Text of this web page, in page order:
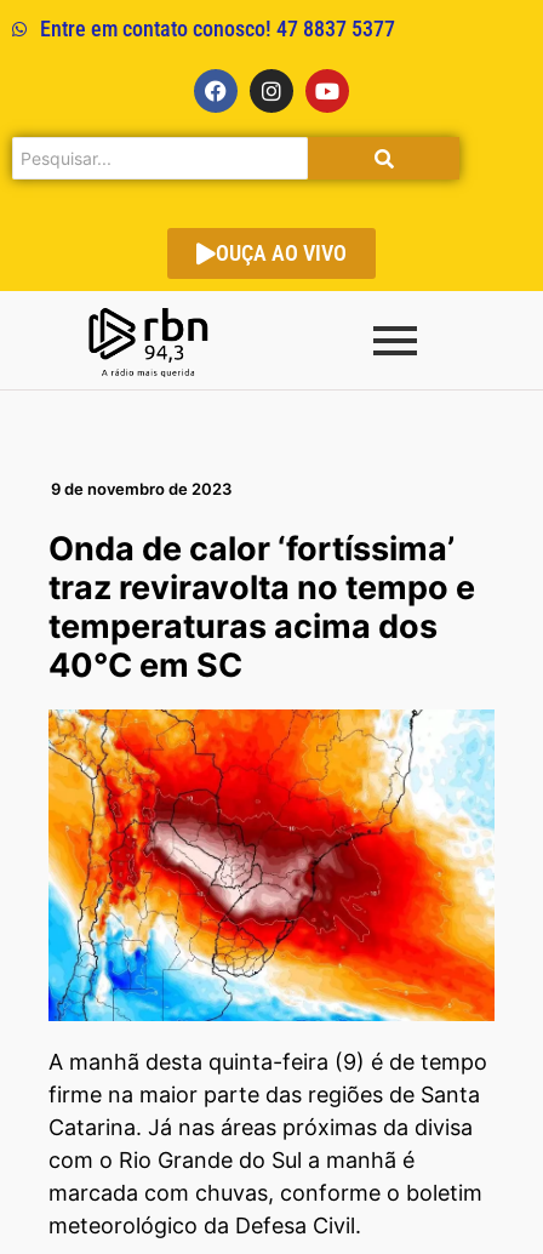
Entre em contato conosco! 47 8837 5377
OUÇA AO VIVO
9 de novembro de 2023
Onda de calor ‘fortíssima’
traz reviravolta no tempo e
temperaturas acima dos
40°C em SC
A manhã desta quinta-feira (9) é de tempo
firme na maior parte das regiões de Santa
Catarina. Já nas áreas próximas da divisa
com o Rio Grande do Sul a manhã é
marcada com chuvas, conforme o boletim
meteorológico da Defesa Civil.